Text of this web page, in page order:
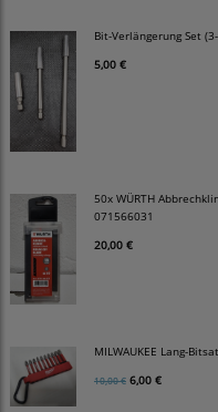
Bit-Verlängerung Set
5,00 €
50x WÜRTH
071566031
20,00 €
MILWAUKEE Lang-
10,00 € 6,00 €